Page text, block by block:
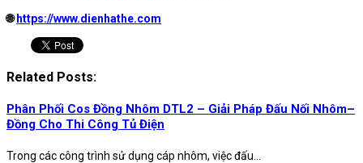
🌐 https://www.dienhathe.com
Related Posts:
Phân Phối Cos Đồng Nhôm DTL2 – Giải Pháp Đấu Nối Nhôm–
Đồng Cho Thi Công Tủ Điện
Trong các công trình sử dụng cáp nhôm, việc đấu...